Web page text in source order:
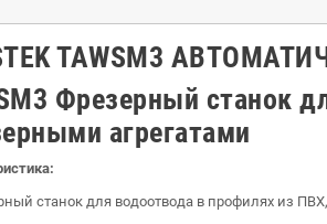
TAWSM3
Фрезерный станок
агрегатами
станок для водоотвода в профилях из